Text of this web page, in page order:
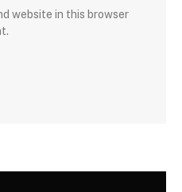
website in this browser